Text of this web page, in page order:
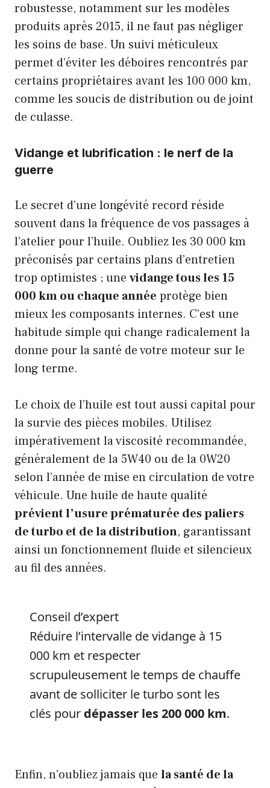
robustesse, notamment sur les modèles
produits après 2015, il ne faut pas négliger
les soins de base. Un suivi méticuleux
permet d’éviter les déboires rencontrés par
certains propriétaires avant les 100 000 km,
comme les soucis de distribution ou de joint
de culasse.
Vidange et lubrification : le nerf de la
guerre
Le secret d’une longévité record réside
souvent dans la fréquence de vos passages à
l’atelier pour l’huile. Oubliez les 30 000 km
préconisés par certains plans d’entretien
trop optimistes ; une vidange tous les 15
000 km ou chaque année protège bien
mieux les composants internes. C’est une
habitude simple qui change radicalement la
donne pour la santé de votre moteur sur le
long terme.
Le choix de l’huile est tout aussi capital pour
la survie des pièces mobiles. Utilisez
impérativement la viscosité recommandée,
généralement de la 5W40 ou de la 0W20
selon l’année de mise en circulation de votre
véhicule. Une huile de haute qualité
prévient l’usure prématurée des paliers
de turbo et de la distribution, garantissant
ainsi un fonctionnement fluide et silencieux
au fil des années.
Conseil d’expert
Réduire l’intervalle de vidange à 15
000 km et respecter
scrupuleusement le temps de chauffe
avant de solliciter le turbo sont les
clés pour dépasser les 200 000 km.
Enfin, n’oubliez jamais que la santé de la